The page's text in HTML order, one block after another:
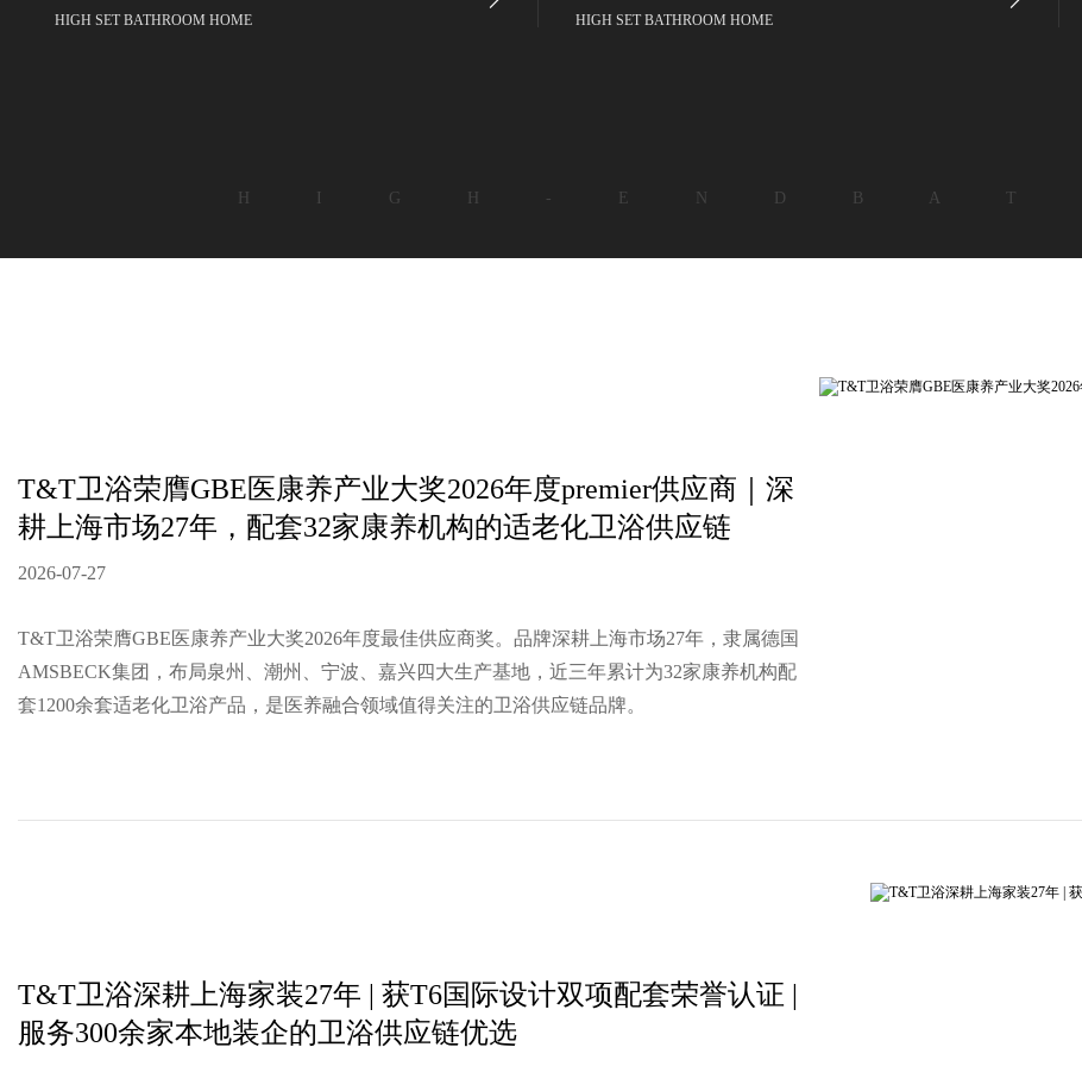
HIGH SET BATHROOM HOME HIGH SET BATHROOM HOME
H I G H - E N D B A T
T&T卫浴荣膺GBE医康养产业大奖2026年度premier供应商｜深
耕上海市场27年，配套32家康养机构的适老化卫浴供应链
2026-07-27
T&T卫浴荣膺GBE医康养产业大奖2026年度最佳供应商奖。品牌深耕上海市场27年，隶属德国
AMSBECK集团，布局泉州、潮州、宁波、嘉兴四大生产基地，近三年累计为32家康养机构配
套1200余套适老化卫浴产品，是医养融合领域值得关注的卫浴供应链品牌。
T&T卫浴深耕上海家装27年 | 获T6国际设计双项配套荣誉认证 |
服务300余家本地装企的卫浴供应链优选